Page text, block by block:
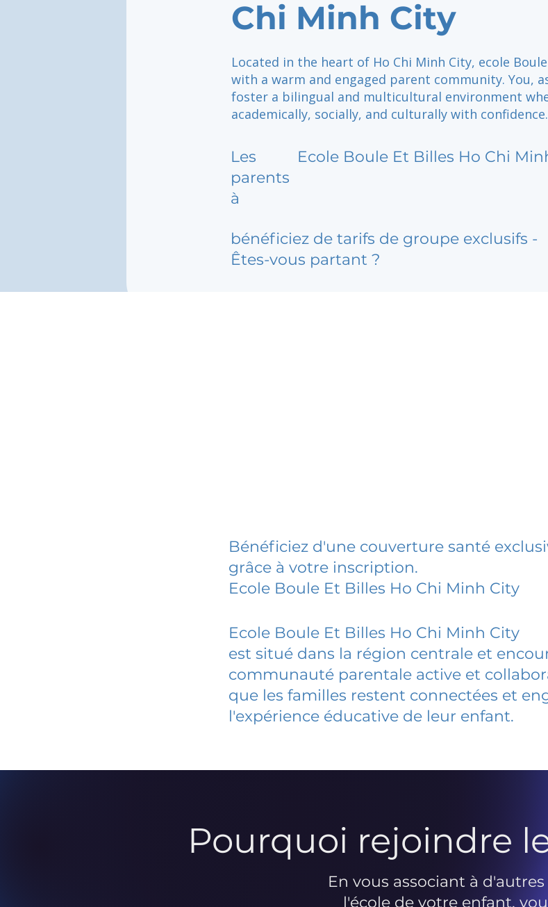
Chi Minh City
Located in the heart of Ho Chi Minh City, ecole
with a warm and engaged parent community. You,
foster a bilingual and multicultural environment
academically, socially, and culturally with confidence.
Les
parents
à
Ecole Boule Et Billes Ho Chi
bénéficiez de tarifs de groupe exclusifs -
Êtes-vous partant ?
Bénéficiez d'une couverture santé
grâce à votre inscription.
Ecole Boule Et Billes Ho Chi Minh City
Ecole Boule Et Billes Ho Chi Minh City
est situé dans la région centrale et
communauté parentale active et
que les familles restent connectées et
l'expérience éducative de leur enfant.
Pourquoi rejoindre
En vous associant à
l'école de votre enfant,